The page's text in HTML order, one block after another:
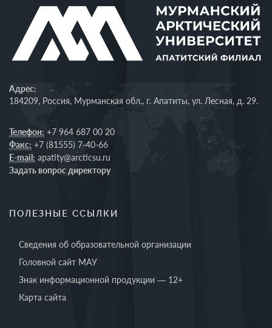
Адрес:
184209, Россия, Мурманская обл., г. Апатиты, ул. Лесная, д. 29.
Телефон: +7 964 687 00 20
Факс: +7 (81555) 7-40-66
E-mail: apatity@arcticsu.ru
Задать вопрос директору
ПОЛЕЗНЫЕ ССЫЛКИ
Сведения об образовательной организации
Головной сайт МАУ
Знак информационной продукции — 12+
Карта сайта